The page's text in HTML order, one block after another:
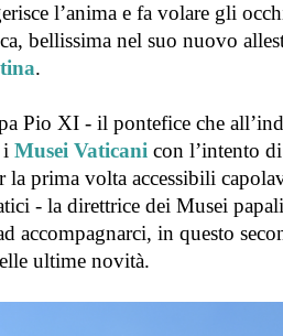
l’anima e fa volare gli
bellissima nel suo nuovo
.
Pio XI - il pontefice che
i Musei Vaticani con l’intento
la prima volta accessibili
- la direttrice dei Musei
accompagnarci, in questo
ultime novità.